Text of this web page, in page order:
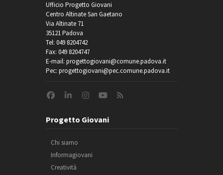
Ufficio Progetto Giovani
Centro Altinate San Gaetano
Via Altinate 71
35121 Padova
Tel: 049 8204742
Fax: 049 8204747
E-mail: progettogiovani@comune.padova.it
Pec: progettogiovani@pec.comune.padova.it
Progetto Giovani
Chi siamo
Informagiovani
Creatività